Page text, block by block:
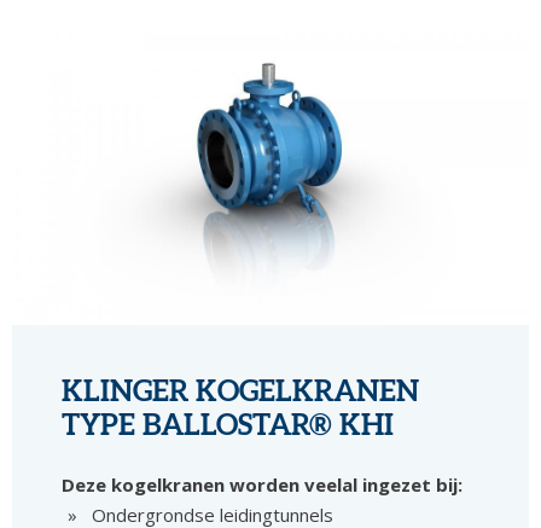
KLINGER KOGELKRANEN
TYPE BALLOSTAR® KHI
Deze kogelkranen worden veelal ingezet bij:
Ondergrondse leidingtunnels